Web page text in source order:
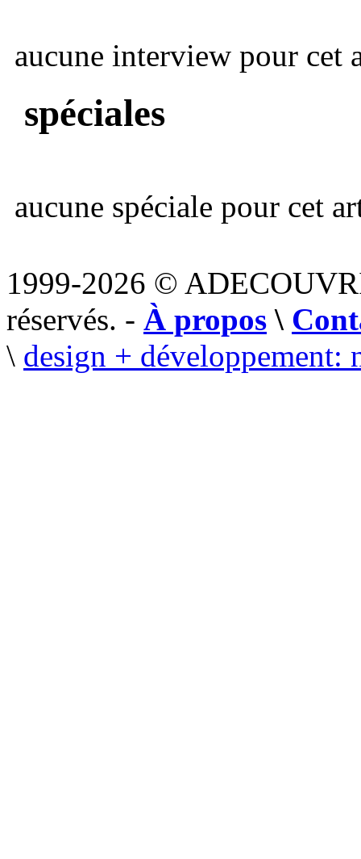
aucune interview pour cet
spéciales
aucune spéciale pour cet
1999-2026 ©
réservés. - À propos \
\ design + développement: